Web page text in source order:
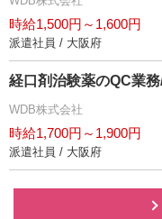
時給1,500円～1,600円
派遣社員 / 大阪府
経口剤治験薬のQC業
WDB株式会社
時給1,700円～1,900円
派遣社員 / 大阪府